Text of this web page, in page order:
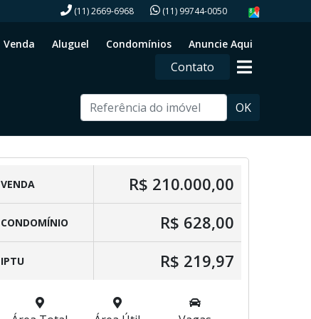
(11) 2669-6968 (11) 99744-0050
Venda Aluguel Condomínios Anuncie Aqui
Contato
OK
VENDA R$ 210.000,00
CONDOMÍNIO R$ 628,00
IPTU R$ 219,97